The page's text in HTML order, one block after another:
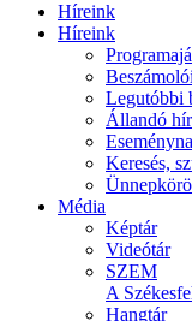
Híreink
Híreink
Legutóbbi
Állandó
Keresés,
Média
Képtár
Videótár
SZEM
A
Hangtár